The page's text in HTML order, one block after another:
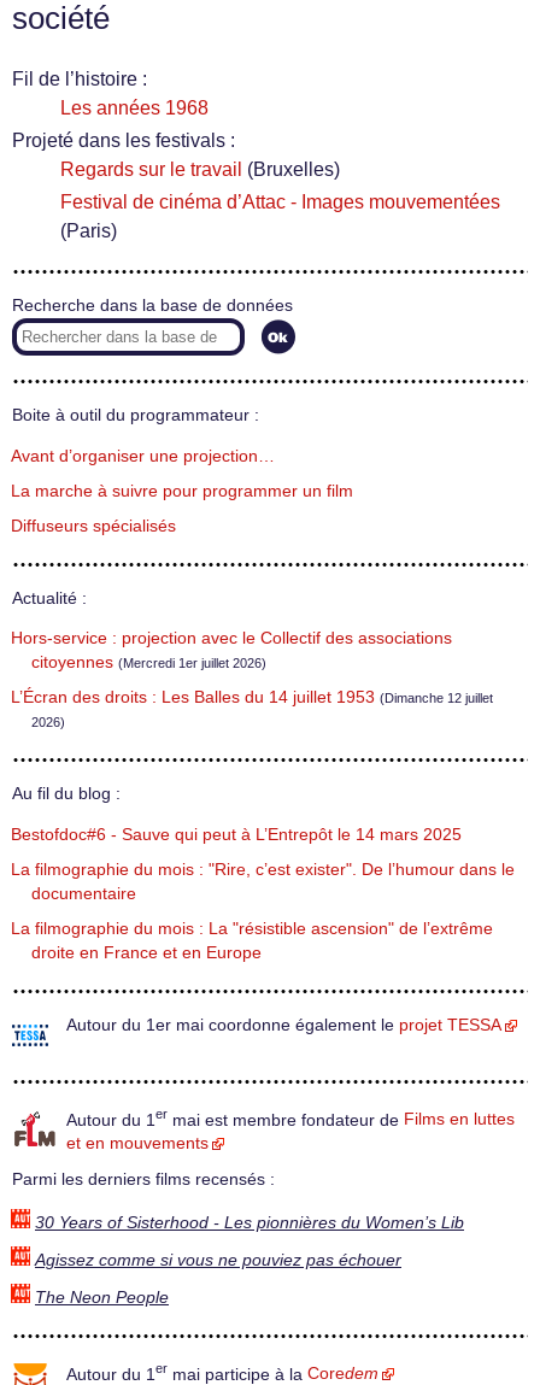
société
Fil de l’histoire :
Les années 1968
Projeté dans les festivals :
Regards sur le travail (Bruxelles)
Festival de cinéma d’Attac - Images mouvementées
(Paris)
Recherche dans la base de données
Boite à outil du programmateur :
Avant d’organiser une projection…
La marche à suivre pour programmer un film
Diffuseurs spécialisés
Actualité :
Hors-service : projection avec le Collectif des associations
citoyennes (Mercredi 1er juillet 2026)
L’Écran des droits : Les Balles du 14 juillet 1953 (Dimanche 12 juillet
2026)
Au fil du blog :
Bestofdoc#6 - Sauve qui peut à L’Entrepôt le 14 mars 2025
La filmographie du mois : "Rire, c’est exister". De l’humour dans le
documentaire
La filmographie du mois : La "résistible ascension" de l’extrême
droite en France et en Europe
Autour du 1er mai coordonne également le projet TESSA
Autour du 1 er mai est membre fondateur de Films en luttes
et en mouvements
Parmi les derniers films recensés :
30 Years of Sisterhood - Les pionnières du Women’s Lib
Agissez comme si vous ne pouviez pas échouer
The Neon People
Autour du 1 er mai participe à la Coredem